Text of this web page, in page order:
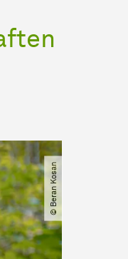
© Beran Kosan